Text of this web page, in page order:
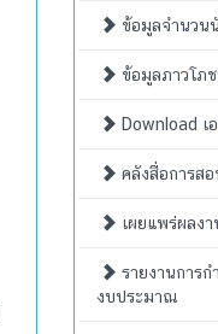
ข้อมูลจำนวน
ข้อมูลภาวโภ
Download เ
คลังสื่อการสอ
เผยแพร่ผลง
รายงานการ
งบประมาณ